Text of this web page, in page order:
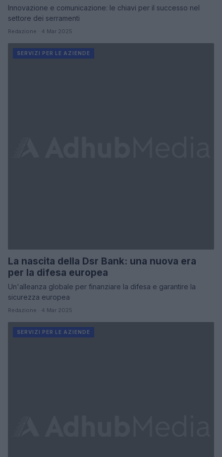
Innovazione e comunicazione: le chiavi per il successo nel
settore dei serramenti
Redazione · 4 Mar 2025
SERVIZI PER LE AZIENDE
La nascita della Dsr Bank: una nuova era
per la difesa europea
Un'alleanza globale per finanziare la difesa e garantire la
sicurezza europea
Redazione · 4 Mar 2025
SERVIZI PER LE AZIENDE